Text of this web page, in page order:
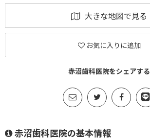
大きな地図で見る
お気に入りに追加
赤沼歯科医院をシェアする
赤沼歯科医院の基本情報